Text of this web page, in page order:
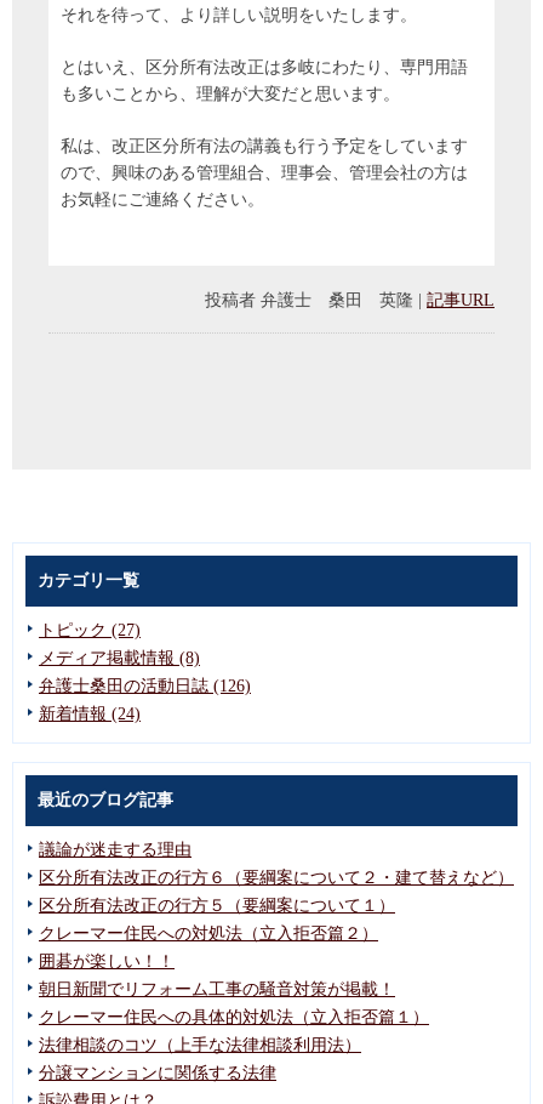
それを待って、より詳しい説明をいたします。
とはいえ、区分所有法改正は多岐にわたり、専門用語
も多いことから、理解が大変だと思います。
私は、改正区分所有法の講義も行う予定をしています
ので、興味のある管理組合、理事会、管理会社の方は
お気軽にご連絡ください。
投稿者 弁護士 桑田 英隆 記事URL
カテゴリ一覧
トピック (27)
メディア掲載情報 (8)
弁護士桑田の活動日誌 (126)
新着情報 (24)
最近のブログ記事
議論が迷走する理由
区分所有法改正の行方６（要綱案について２・建て替えなど）
区分所有法改正の行方５（要綱案について１）
クレーマー住民への対処法（立入拒否篇２）
囲碁が楽しい！！
朝日新聞でリフォーム工事の騒音対策が掲載！
クレーマー住民への具体的対処法（立入拒否篇１）
法律相談のコツ（上手な法律相談利用法）
分譲マンションに関係する法律